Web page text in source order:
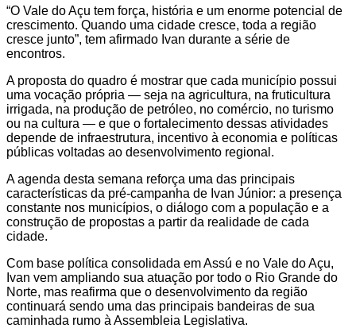
“O Vale do Açu tem força, história e um enorme potencial de
crescimento. Quando uma cidade cresce, toda a região
cresce junto”, tem afirmado Ivan durante a série de
encontros.
A proposta do quadro é mostrar que cada município possui
uma vocação própria — seja na agricultura, na fruticultura
irrigada, na produção de petróleo, no comércio, no turismo
ou na cultura — e que o fortalecimento dessas atividades
depende de infraestrutura, incentivo à economia e políticas
públicas voltadas ao desenvolvimento regional.
A agenda desta semana reforça uma das principais
características da pré-campanha de Ivan Júnior: a presença
constante nos municípios, o diálogo com a população e a
construção de propostas a partir da realidade de cada
cidade.
Com base política consolidada em Assú e no Vale do Açu,
Ivan vem ampliando sua atuação por todo o Rio Grande do
Norte, mas reafirma que o desenvolvimento da região
continuará sendo uma das principais bandeiras de sua
caminhada rumo à Assembleia Legislativa.